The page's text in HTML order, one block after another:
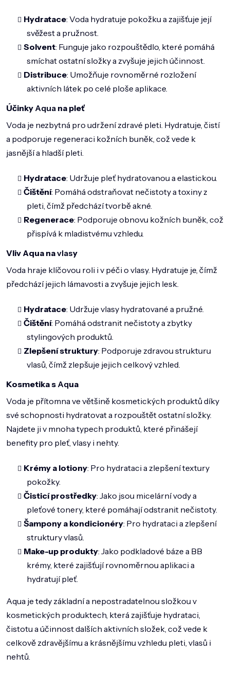
Hydratace: Voda hydratuje pokožku a zajišťuje její
svěžest a pružnost.
Solvent: Funguje jako rozpouštědlo, které pomáhá
smíchat ostatní složky a zvyšuje jejich účinnost.
Distribuce: Umožňuje rovnoměrné rozložení
aktivních látek po celé ploše aplikace.
Účinky Aqua na pleť
Voda je nezbytná pro udržení zdravé pleti. Hydratuje, čistí
a podporuje regeneraci kožních buněk, což vede k
jasnější a hladší pleti.
Hydratace: Udržuje pleť hydratovanou a elastickou.
Čištění: Pomáhá odstraňovat nečistoty a toxiny z
pleti, čímž předchází tvorbě akné.
Regenerace: Podporuje obnovu kožních buněk, což
přispívá k mladistvému vzhledu.
Vliv Aqua navlasy
Voda hraje klíčovou roli i v péči o vlasy. Hydratuje je, čímž
předchází jejich lámavosti a zvyšuje jejich lesk.
Hydratace: Udržuje vlasy hydratované a pružné.
Čištění: Pomáhá odstranit nečistoty a zbytky
stylingových produktů.
Zlepšení struktury: Podporuje zdravou strukturu
vlasů, čímž zlepšuje jejich celkový vzhled.
Kosmetika s Aqua
Voda je přítomna ve většině kosmetických produktů díky
své schopnosti hydratovat a rozpouštět ostatní složky.
Najdete ji v mnoha typech produktů, které přinášejí
benefity pro pleť, vlasy i nehty.
Krémy a lotiony: Pro hydrataci a zlepšení textury
pokožky.
Čisticí prostředky: Jako jsou micelární vody a
pleťové tonery, které pomáhají odstranit nečistoty.
Šampony a kondicionéry: Pro hydrataci a zlepšení
struktury vlasů.
Make-up produkty: Jako podkladové báze a BB
krémy, které zajišťují rovnoměrnou aplikaci a
hydratují pleť.
Aqua je tedy základní a nepostradatelnou složkou v
kosmetických produktech, která zajišťuje hydrataci,
čistotu a účinnost dalších aktivních složek, což vede k
celkově zdravějšímu a krásnějšímu vzhledu pleti, vlasů i
nehtů.